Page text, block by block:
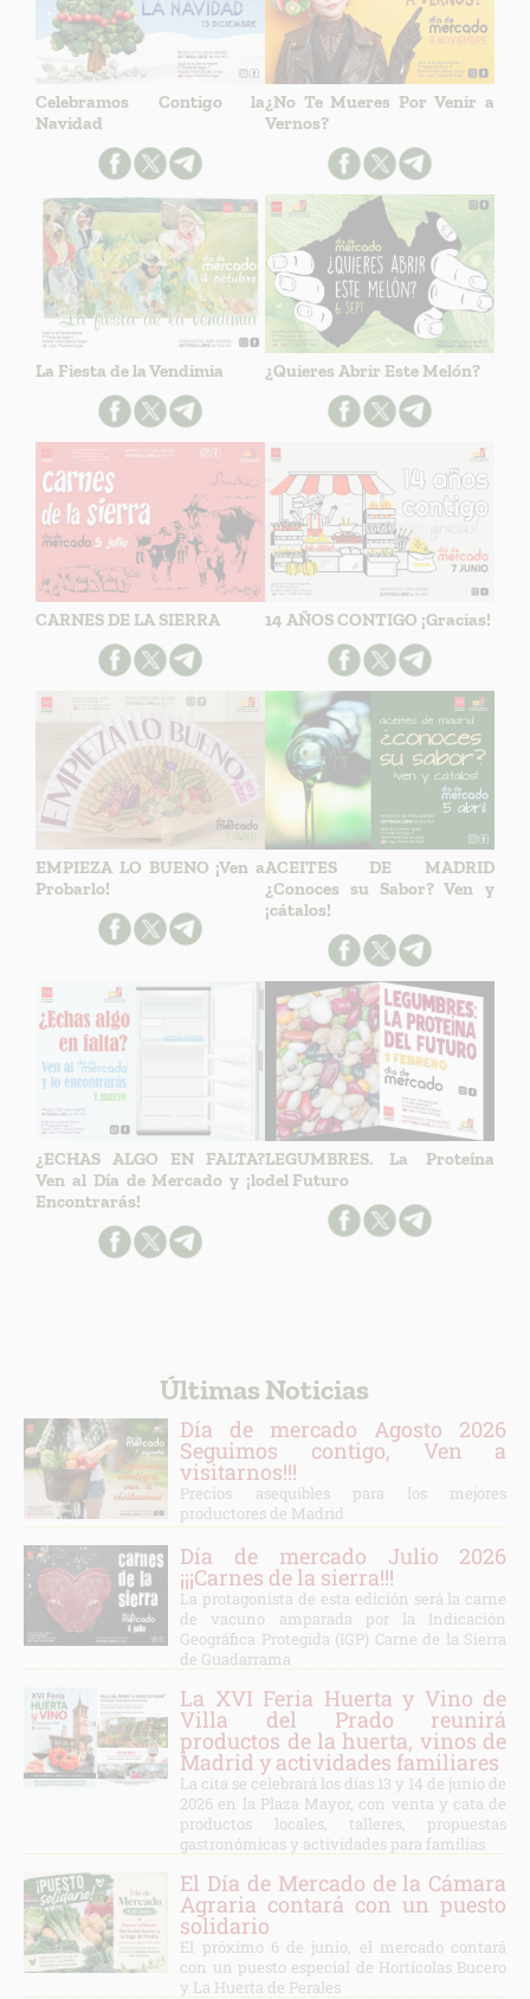
Celebramos Contigo la
Navidad
¿No Te Mueres Por Venir a
Vernos?
La Fiesta de la Vendimia ¿Quieres Abrir Este Melón?
CARNES DE LA SIERRA 14 AÑOS CONTIGO ¡Gracias!
EMPIEZA LO BUENO ¡Ven a
Probarlo!
ACEITES DE MADRID
¿Conoces su Sabor? Ven y
¡cátalos!
¿ECHAS ALGO EN FALTA?
Ven al Día de Mercado y ¡lo
Encontrarás!
LEGUMBRES. La Proteína
del Futuro
Últimas Noticias
Día de mercado Agosto 2026
Seguimos contigo, Ven a
visitarnos!!!
Precios asequibles para los mejores
productores de Madrid
Día de mercado Julio 2026
¡¡¡Carnes de la sierra!!!
La protagonista de esta edición será la carne
de vacuno amparada por la Indicación
Geográfica Protegida (IGP) Carne de la Sierra
de Guadarrama
La XVI Feria Huerta y Vino de
Villa del Prado reunirá
productos de la huerta, vinos de
Madrid y actividades familiares
La cita se celebrará los días 13 y 14 de junio de
2026 en la Plaza Mayor, con venta y cata de
productos locales, talleres, propuestas
gastronómicas y actividades para familias
El Día de Mercado de la Cámara
Agraria contará con un puesto
solidario
El próximo 6 de junio, el mercado contará
con un puesto especial de Hortícolas Bucero
y La Huerta de Perales